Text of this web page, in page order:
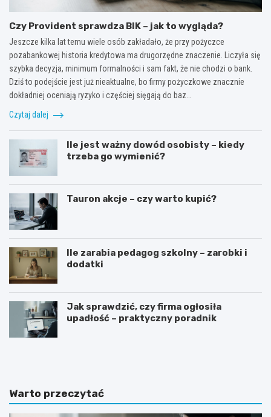
Czy Provident sprawdza BIK – jak to wygląda?
Jeszcze kilka lat temu wiele osób zakładało, że przy pożyczce
pozabankowej historia kredytowa ma drugorzędne znaczenie. Liczyła się
szybka decyzja, minimum formalności i sam fakt, że nie chodzi o bank.
Dziś to podejście jest już nieaktualne, bo firmy pożyczkowe znacznie
dokładniej oceniają ryzyko i częściej sięgają do baz…
Czytaj dalej
Ile jest ważny dowód osobisty – kiedy
trzeba go wymienić?
Tauron akcje – czy warto kupić?
Ile zarabia pedagog szkolny – zarobki i
dodatki
Jak sprawdzić, czy firma ogłosiła
upadłość – praktyczny poradnik
G
y
w
J
p
i
Warto przeczytać